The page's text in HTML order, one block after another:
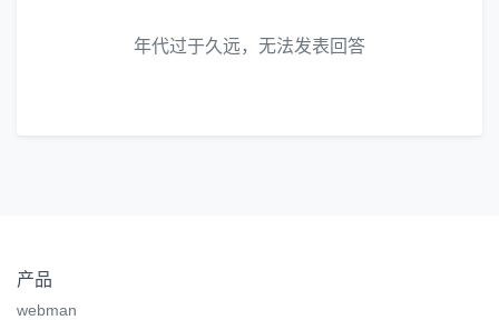
年代过于久远，无法发表回答
产品
webman